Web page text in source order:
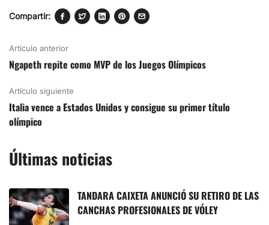
Compartir:
Artículo anterior
Ngapeth repite como MVP de los Juegos Olímpicos
Artículo siguiente
Italia vence a Estados Unidos y consigue su primer título
olímpico
Últimas noticias
TANDARA CAIXETA ANUNCIÓ SU RETIRO DE LAS
CANCHAS PROFESIONALES DE VÓLEY